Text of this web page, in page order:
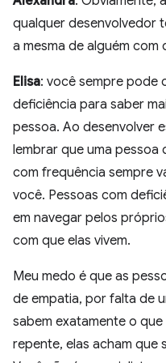
qualquer desenvolvedor
a mesma de alguém com
Elisa: você sempre pode
deficiência para saber
pessoa. Ao desenvolver
lembrar que uma pessoa
com frequência sempre
você. Pessoas com
em navegar pelos
com que elas vivem.
Meu medo é que as
de empatia, por falta de
sabem exatamente o
repente, elas acham que